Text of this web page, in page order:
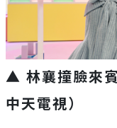
▲ 林襄撞臉來
中天電視）